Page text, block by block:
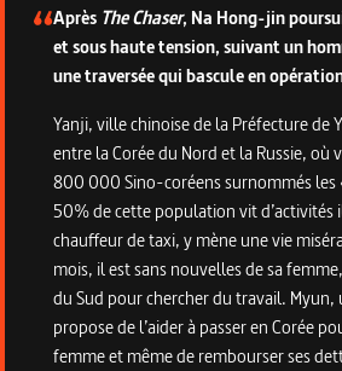
Après The Chaser, Na Hong-jin
et sous haute tension, suivant un
une traversée qui bascule en
Yanji, ville chinoise de la Préfecture de
entre la Corée du Nord et la Russie, où
800 000 Sino-coréens surnommés les
50% de cette population vit d’activités
chauffeur de taxi, y mène une vie
mois, il est sans nouvelles de sa
du Sud pour chercher du travail.
propose de l’aider à passer en Corée
femme et même de rembourser ses